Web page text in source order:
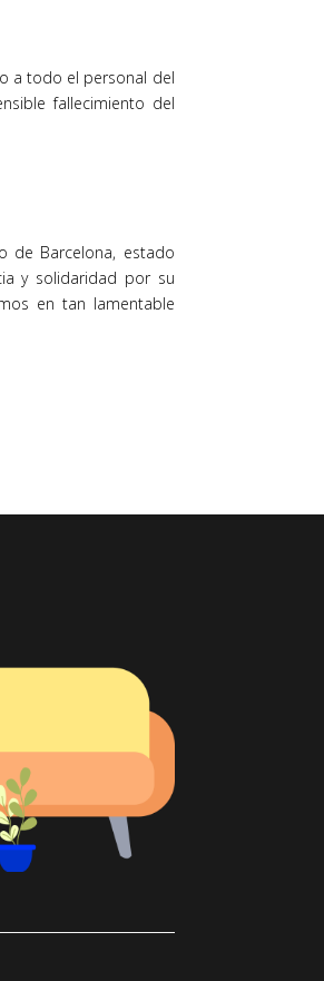
a todo el personal del
fallecimiento del
de Barcelona, estado
y solidaridad por su
en tan lamentable